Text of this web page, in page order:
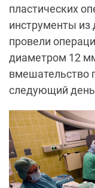
пластических
инструменты из
провели
диаметром 12
вмешательство
следующий